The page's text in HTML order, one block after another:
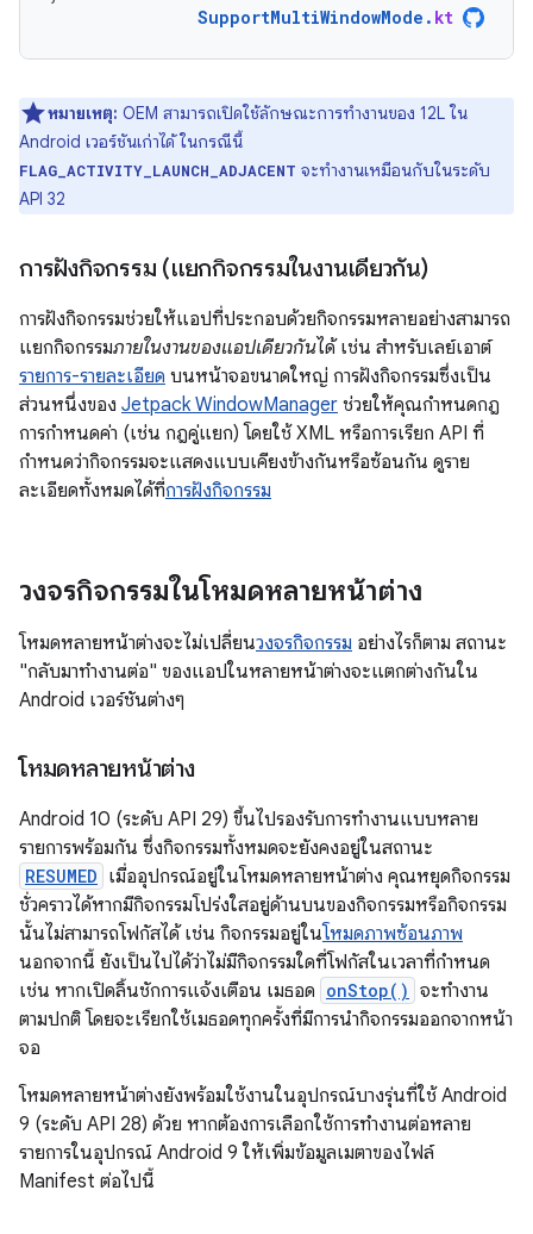
SupportMultiWindowMode . kt
หมายเหตุ: OEM สามารถเปิดใช้ลักษณะการทำงานของ 12L ใน
Android เวอร์ชันเก่าได้ ในกรณีนี้
FLAG_ACTIVITY_LAUNCH_ADJACENT จะทำงานเหมือนกับในระดับ
API 32
การฝังกิจกรรม (แยกกิจกรรมในงานเดียวกัน)
การฝังกิจกรรมช่วยให้แอปที่ประกอบด้วยกิจกรรมหลายอย่างสามารถ
แยกกิจกรรมภายในงานของแอปเดียวกันได้ เช่น สำหรับเลย์เอาต์
รายการ-รายละเอียด บนหน้าจอขนาดใหญ่ การฝังกิจกรรมซึ่งเป็น
ส่วนหนึ่งของ Jetpack WindowManager ช่วยให้คุณกำหนดกฎ
การกำหนดค่า (เช่น กฎคู่แยก) โดยใช้ XML หรือการเรียก API ที่
กำหนดว่ากิจกรรมจะแสดงแบบเคียงข้างกันหรือซ้อนกัน ดูราย
ละเอียดทั้งหมดได้ที่การฝังกิจกรรม
วงจรกิจกรรมในโหมดหลายหน้าต่าง
โหมดหลายหน้าต่างจะไม่เปลี่ยนวงจรกิจกรรม อย่างไรก็ตาม สถานะ
"กลับมาทำงานต่อ" ของแอปในหลายหน้าต่างจะแตกต่างกันใน
Android เวอร์ชันต่างๆ
โหมดหลายหน้าต่าง
Android 10 (ระดับ API 29) ขึ้นไปรองรับการทำงานแบบหลาย
รายการพร้อมกัน ซึ่งกิจกรรมทั้งหมดจะยังคงอยู่ในสถานะ
RESUMED เมื่ออุปกรณ์อยู่ในโหมดหลายหน้าต่าง คุณหยุดกิจกรรม
ชั่วคราวได้หากมีกิจกรรมโปร่งใสอยู่ด้านบนของกิจกรรมหรือกิจกรรม
นั้นไม่สามารถโฟกัสได้ เช่น กิจกรรมอยู่ในโหมดภาพซ้อนภาพ
นอกจากนี้ ยังเป็นไปได้ว่าไม่มีกิจกรรมใดที่โฟกัสในเวลาที่กำหนด
เช่น หากเปิดลิ้นชักการแจ้งเตือน เมธอด onStop() จะทำงาน
ตามปกติ โดยจะเรียกใช้เมธอดทุกครั้งที่มีการนำกิจกรรมออกจากหน้า
จอ
โหมดหลายหน้าต่างยังพร้อมใช้งานในอุปกรณ์บางรุ่นที่ใช้ Android
9 (ระดับ API 28) ด้วย หากต้องการเลือกใช้การทำงานต่อหลาย
รายการในอุปกรณ์ Android 9 ให้เพิ่มข้อมูลเมตาของไฟล์
Manifest ต่อไปนี้